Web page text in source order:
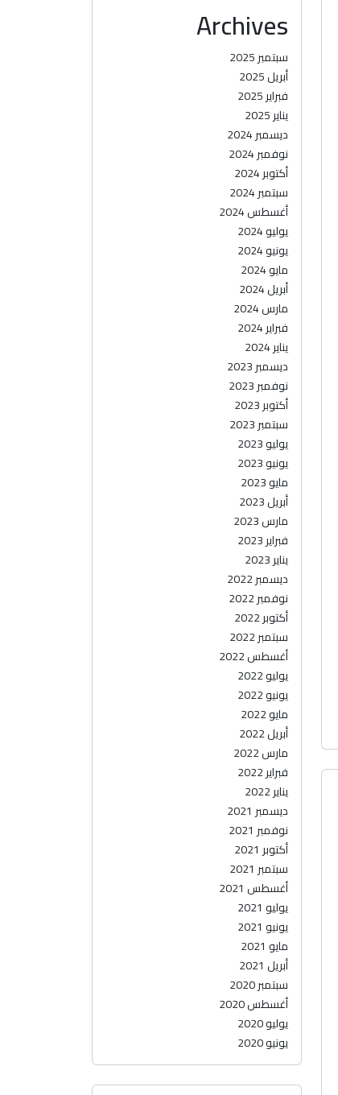
Archives
سبتمبر 2025
أبريل 2025
فبراير 2025
يناير 2025
ديسمبر 2024
نوفمبر 2024
أكتوبر 2024
سبتمبر 2024
أغسطس 2024
يوليو 2024
يونيو 2024
مايو 2024
أبريل 2024
مارس 2024
فبراير 2024
يناير 2024
ديسمبر 2023
نوفمبر 2023
أكتوبر 2023
سبتمبر 2023
يوليو 2023
يونيو 2023
مايو 2023
أبريل 2023
مارس 2023
فبراير 2023
يناير 2023
ديسمبر 2022
نوفمبر 2022
أكتوبر 2022
سبتمبر 2022
أغسطس 2022
يوليو 2022
يونيو 2022
مايو 2022
أبريل 2022
مارس 2022
فبراير 2022
يناير 2022
ديسمبر 2021
نوفمبر 2021
أكتوبر 2021
سبتمبر 2021
أغسطس 2021
يوليو 2021
يونيو 2021
مايو 2021
أبريل 2021
سبتمبر 2020
أغسطس 2020
يوليو 2020
يونيو 2020